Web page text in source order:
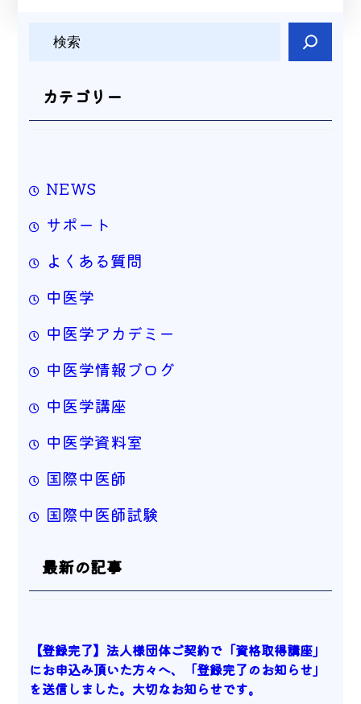
カテゴリー
NEWS
サポート
よくある質問
中医学
中医学アカデミー
中医学情報ブログ
中医学講座
中医学資料室
国際中医師
国際中医師試験
最新の記事
【登録完了】法人様団体ご契約で「資格取得講座」
にお申込み頂いた方々へ、「登録完了のお知らせ」
を送信しました。大切なお知らせです。